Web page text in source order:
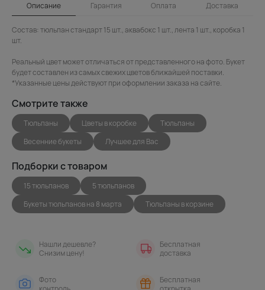
Описание Гарантия Оплата Доставка
Состав: тюльпан стандарт 15 шт., аквабокс 1 шт., лента 1 шт., коробка 1
шт.
Реальный цвет может отличаться от представленного на фото. Букет
будет составлен из самых свежих цветов ближайшей поставки.
*Указанные цены действуют при оформлении заказа на сайте.
Смотрите также
Тюльпаны Цветы в коробке
Тюльпаны
Весенние букеты
Лучшее для Вас
Подборки с товаром
15 тюльпанов
5 тюльпанов
Букеты тюльпанов на 8 марта
Тюльпаны в корзине
Нашли дешевле?
Снизим цену!
Бесплатная
доставка
Фото
Бесплатная